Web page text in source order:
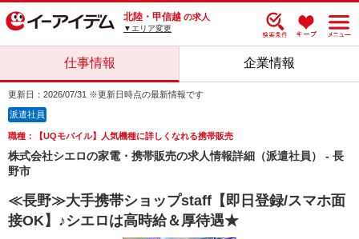
北陸・甲信越 の求人
▼エリア変更
仕事情報 企業情報
更新日：2026/07/31 ※更新日時点の最新情報です
派遣社員
職種：【UQモバイル】人気機種に詳しくなれる携帯販売
株式会社シエロの家電・携帯販売の求人情報詳細（派遣社員） - 長
野市
≪長野≫大手携帯ショップstaff【即日登録/スマホ面
接OK】♪シエロは高時給＆厚待遇★